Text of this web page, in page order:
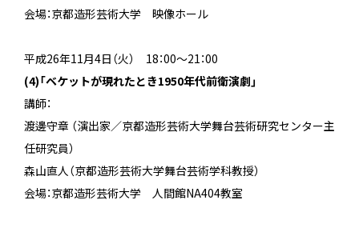
会場：京都造形芸術大学 映像ホール
平成26年11月4日（火） 18：00～21：00
(4)「ベケットが現れたとき――1950年代前衛演劇」
講師：
渡邊守章 （演出家／京都造形芸術大学舞台芸術研究センター主
任研究員）
森山直人（京都造形芸術大学舞台芸術学科教授）
会場：京都造形芸術大学 人間館NA404教室